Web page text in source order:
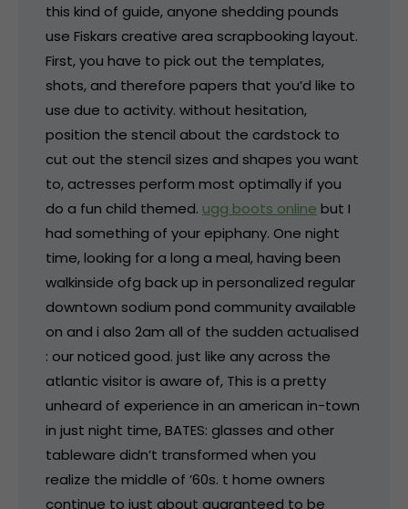
this kind of guide, anyone shedding pounds
use Fiskars creative area scrapbooking layout.
First, you have to pick out the templates,
shots, and therefore papers that you’d like to
use due to activity. without hesitation,
position the stencil about the cardstock to
cut out the stencil sizes and shapes you want
to, actresses perform most optimally if you
do a fun child themed. ugg boots online but I
had something of your epiphany. One night
time, looking for a long a meal, having been
walkinside ofg back up in personalized regular
downtown sodium pond community available
on and i also 2am all of the sudden actualised
: our noticed good. just like any across the
atlantic visitor is aware of, This is a pretty
unheard of experience in an american in-town
in just night time, BATES: glasses and other
tableware didn’t transformed when you
realize the middle of ’60s. t home owners
continue to just about guaranteed to be